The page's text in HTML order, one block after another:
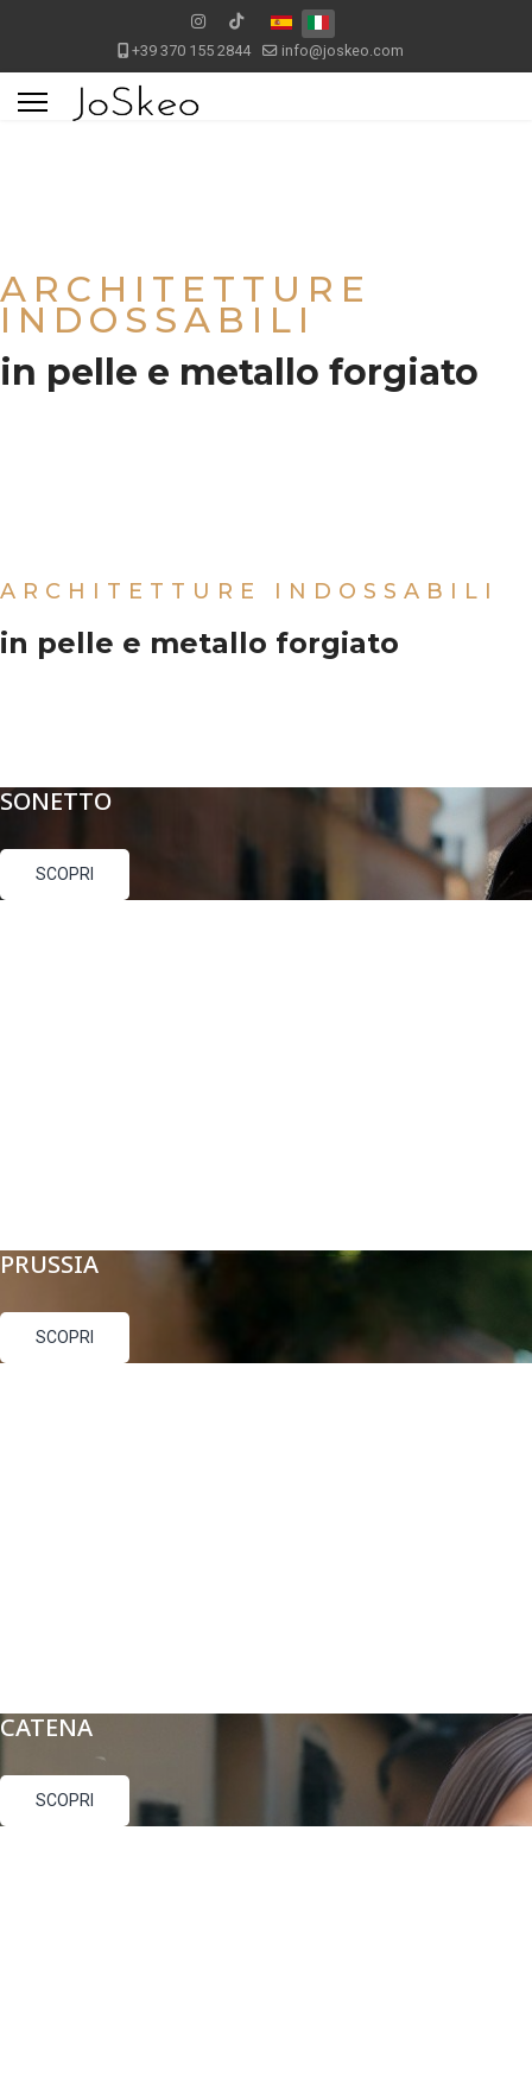
+39 370 155 2844 info@joskeo.com
ARCHITETTURE
INDOSSABILI
in pelle e metallo forgiato
ARCHITETTURE INDOSSABILI
in pelle e metallo forgiato
SONETTO
SCOPRI
PRUSSIA
SCOPRI
CATENA
SCOPRI